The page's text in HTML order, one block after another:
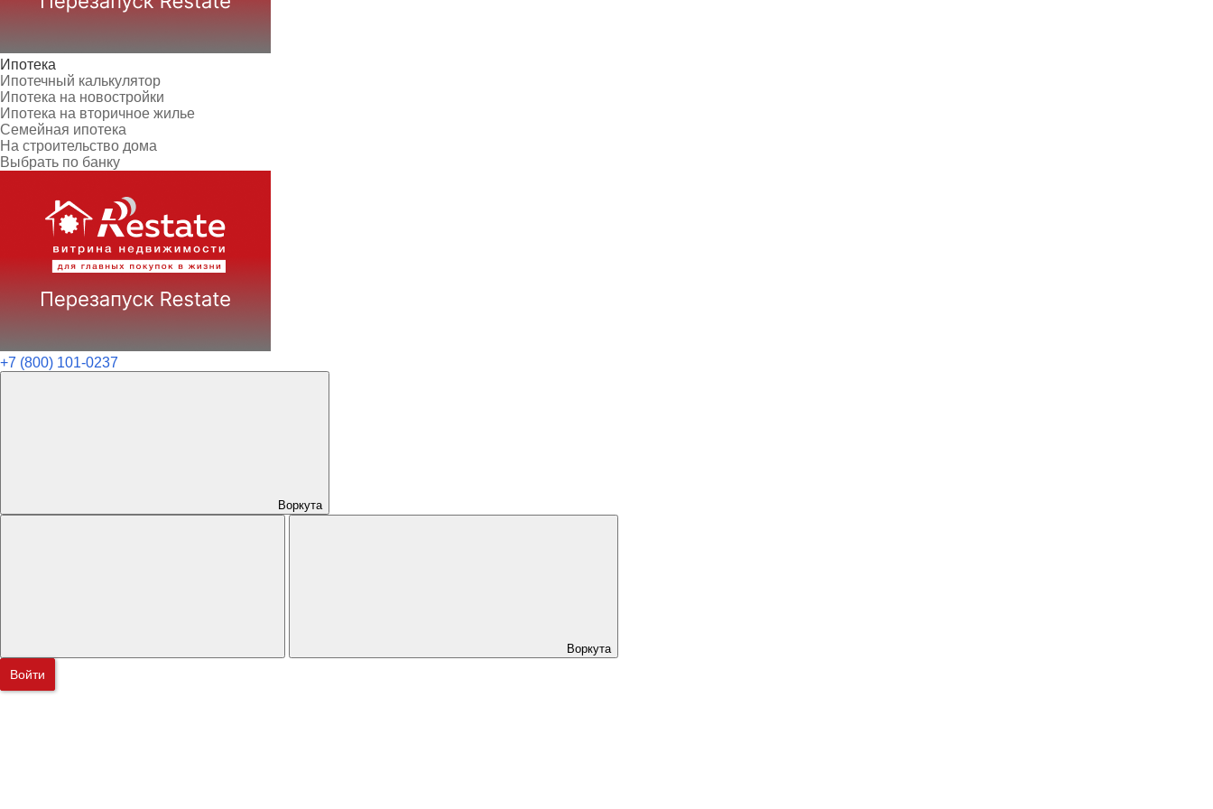
Ипотека
Ипотечный калькулятор
Ипотека на новостройки
Ипотека на вторичное жилье
Семейная ипотека
На строительство дома
Выбрать по банку
+7 (800) 101-0237
Воркута
Воркута
Войти